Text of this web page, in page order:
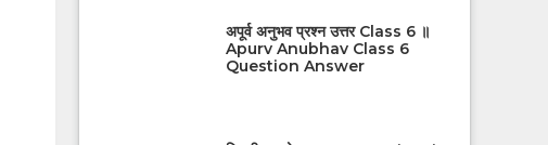
अपूर्व अनुभव प्रश्न उत्तर Class 6 ॥
Apurv Anubhav Class 6
Question Answer